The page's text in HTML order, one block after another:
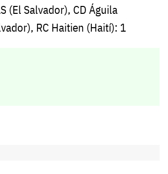
(El Salvador), CD Águila
RC Haitien (Haití): 1